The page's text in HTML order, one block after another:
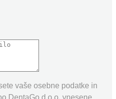
vaše osebne podatke in
DentaGo d.o.o. vnesene